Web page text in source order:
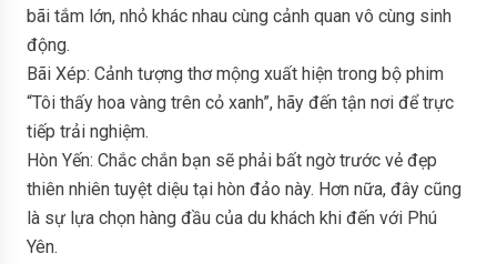
bãi tắm lớn, nhỏ khác nhau cùng cảnh quan vô cùng sinh
động.
Bãi Xép: Cảnh tượng thơ mộng xuất hiện trong bộ phim
“Tôi thấy hoa vàng trên cỏ xanh”, hãy đến tận nơi để trực
tiếp trải nghiệm.
Hòn Yến: Chắc chắn bạn sẽ phải bất ngờ trước vẻ đẹp
thiên nhiên tuyệt diệu tại hòn đảo này. Hơn nữa, đây cũng
là sự lựa chọn hàng đầu của du khách khi đến với Phú
Yên.